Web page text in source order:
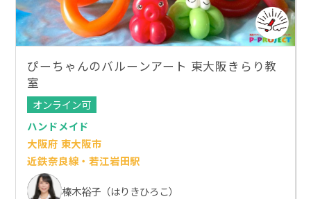
ぴーちゃんのバルーンアート 東大阪きらり教
室
オンライン可
ハンドメイド
大阪府 東大阪市
近鉄奈良線・若江岩田駅
榛木裕子（はりきひろこ）